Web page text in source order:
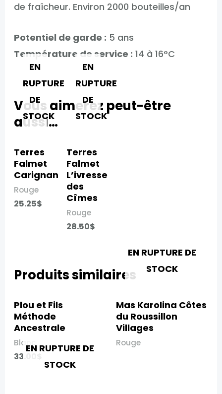
de fraîcheur. Environ 2000 bouteilles/an
Potentiel de garde : 5 ans
Température de service : 14 à 16°C
Vous aimerez peut-être
aussi…
EN
RUPTURE
DE
STOCK
Terres
Falmet
Carignan​
Rouge
25.25$
EN
RUPTURE
DE
STOCK
Terres
Falmet
L’ivresse
des
Cîmes​
Rouge
28.50$
Produits similaires
Plou et Fils
Méthode
Ancestrale
Blanc
33.00
EN RUPTURE DE
STOCK
Mas Karolina Côtes
du Roussillon
Villages
Rouge
EN RUPTURE DE
STOCK